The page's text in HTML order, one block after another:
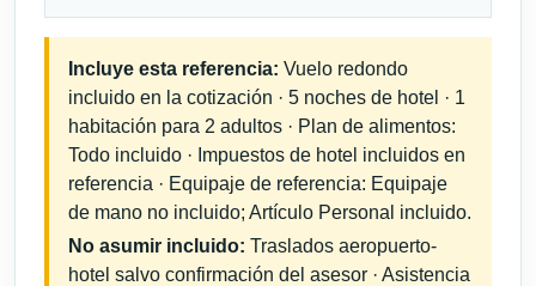
Incluye esta referencia: Vuelo redondo
incluido en la cotización · 5 noches de hotel · 1
habitación para 2 adultos · Plan de alimentos:
Todo incluido · Impuestos de hotel incluidos en
referencia · Equipaje de referencia: Equipaje
de mano no incluido; Artículo Personal incluido.
No asumir incluido: Traslados aeropuerto-
hotel salvo confirmación del asesor · Asistencia